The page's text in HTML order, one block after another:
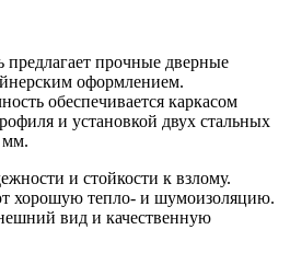
предлагает прочные дверные
оформлением.
обеспечивается каркасом
и установкой двух стальных
мм.
и стойкости к взлому.
хорошую тепло- и шумоизоляцию.
вид и качественную